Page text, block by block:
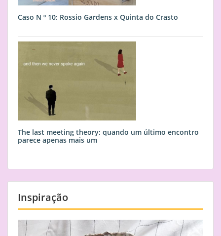
Caso N º 10: Rossio Gardens x Quinta do Crasto
The last meeting theory: quando um último encontro
parece apenas mais um
Inspiração